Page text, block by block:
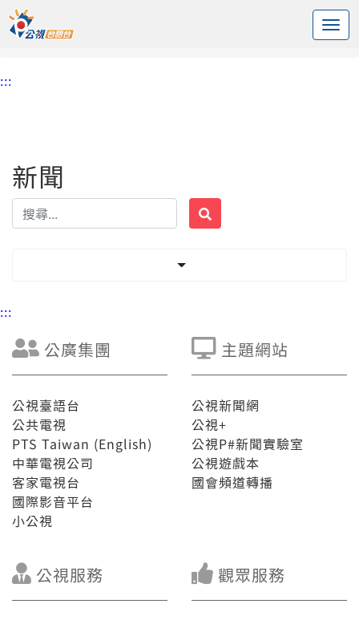
中央內容區塊
頭頁
:::
新聞
:::
公廣集團
公視臺語台
公共電視
PTS Taiwan (English)
中華電視公司
客家電視台
國際影音平台
小公視
主題網站
公視新聞網
公視+
公視P#新聞實驗室
公視遊戲本
國會頻道轉播
公視服務 觀眾服務